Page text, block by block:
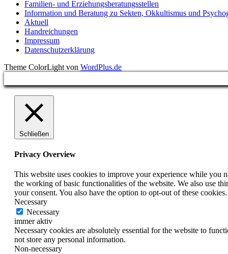
Familien- und Erziehungsberatungsstellen
Information und Beratung zu Sekten, Okkultismus und
Aktuell
Handreichungen
Impressum
Datenschutzerklärung
Theme ColorLight von WordPlus.de
Schließen
Privacy Overview
This website uses cookies to improve your experience while you
the working of basic functionalities of the website. We also use
your consent. You also have the option to opt-out of these
Necessary
Necessary
immer aktiv
Necessary cookies are absolutely essential for the website to
not store any personal information.
Non-necessary